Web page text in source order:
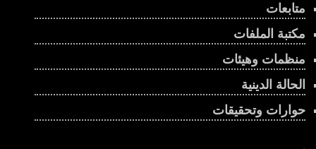
متابعات
مكتبة الملفات
منظمات وهيئات
الحالة الدينية
حوارات وتحقيقات